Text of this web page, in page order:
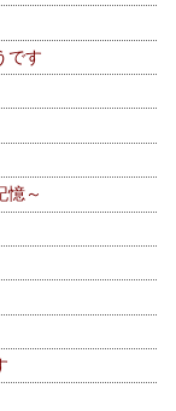
です
憶～